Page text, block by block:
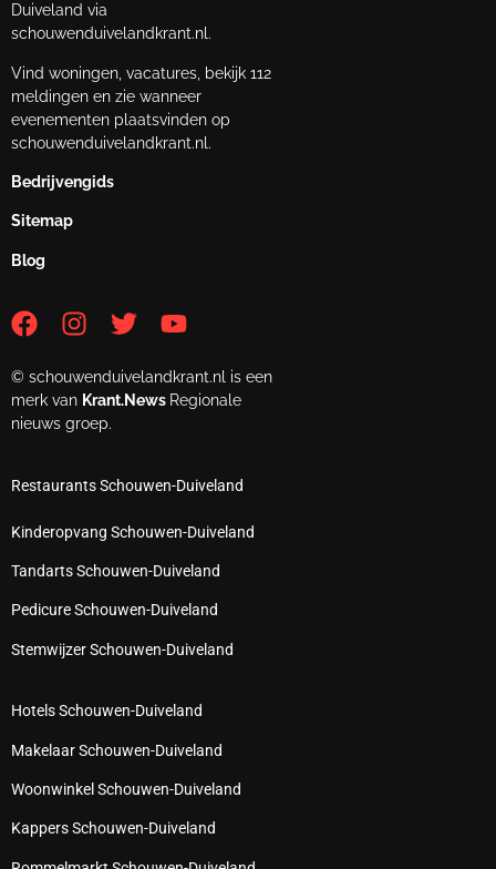
Duiveland via
schouwenduivelandkrant.nl.
Vind woningen, vacatures, bekijk 112
meldingen en zie wanneer
evenementen plaatsvinden op
schouwenduivelandkrant.nl.
Bedrijvengids
Sitemap
Blog
© schouwenduivelandkrant.nl is een
merk van Krant.News Regionale
nieuws groep.
Restaurants Schouwen-Duiveland
Kinderopvang Schouwen-Duiveland
Tandarts Schouwen-Duiveland
Pedicure Schouwen-Duiveland
Stemwijzer Schouwen-Duiveland
Hotels Schouwen-Duiveland
Makelaar Schouwen-Duiveland
Woonwinkel Schouwen-Duiveland
Kappers Schouwen-Duiveland